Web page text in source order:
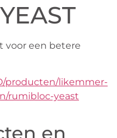
voor een betere
producten/likemmer-
rumibloc-yeast
en